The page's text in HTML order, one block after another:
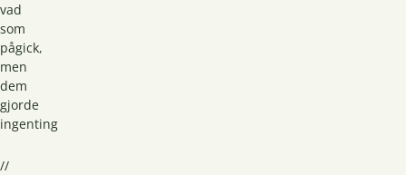
vad
som
pågick,
men
dem
gjorde
ingenting
//